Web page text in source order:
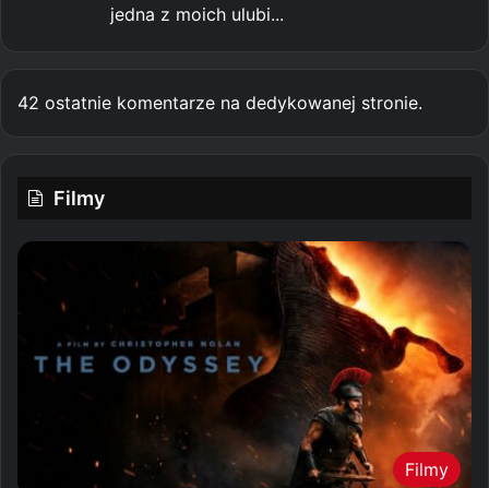
jedna z moich ulubi...
42 ostatnie komentarze na dedykowanej stronie.
Filmy
Filmy